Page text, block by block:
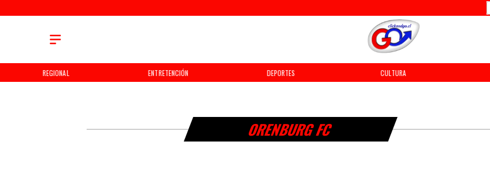
REGIONAL ENTRETENCIÓN DEPORTES CULTURA
ORENBURG FC